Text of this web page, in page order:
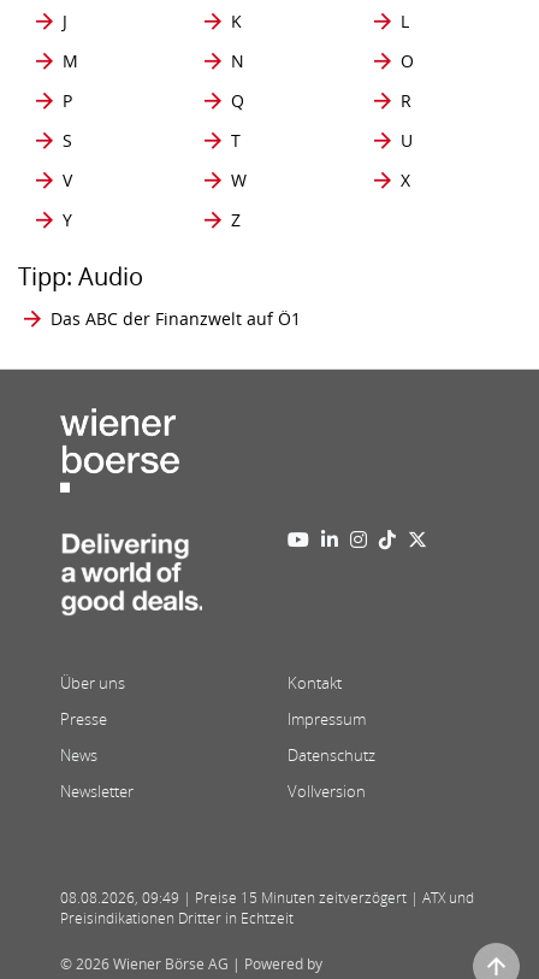
J
K
L
M
N
O
P
Q
R
S
T
U
V
W
X
Y
Z
Tipp: Audio
Das ABC der Finanzwelt auf Ö1
Über uns
Presse
News
Newsletter
Kontakt
Impressum
Datenschutz
Vollversion
08.08.2026, 09:49 | Preise 15 Minuten zeitverzögert | ATX und
Preisindikationen Dritter in Echtzeit
© 2026 Wiener Börse AG | Powered by